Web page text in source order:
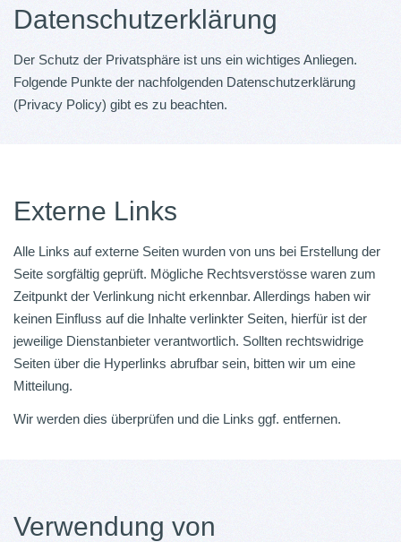
Datenschutzerklärung
Der Schutz der Privatsphäre ist uns ein wichtiges Anliegen.
Folgende Punkte der nachfolgenden Datenschutzerklärung
(Privacy Policy) gibt es zu beachten.
Externe Links
Alle Links auf externe Seiten wurden von uns bei Erstellung der
Seite sorgfältig geprüft. Mögliche Rechtsverstösse waren zum
Zeitpunkt der Verlinkung nicht erkennbar. Allerdings haben wir
keinen Einfluss auf die Inhalte verlinkter Seiten, hierfür ist der
jeweilige Dienstanbieter verantwortlich. Sollten rechtswidrige
Seiten über die Hyperlinks abrufbar sein, bitten wir um eine
Mitteilung.
Wir werden dies überprüfen und die Links ggf. entfernen.
Verwendung von